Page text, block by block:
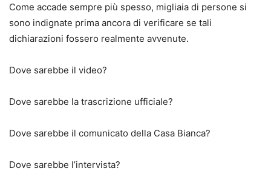
Come accade sempre più spesso, migliaia di persone si
sono indignate prima ancora di verificare se tali
dichiarazioni fossero realmente avvenute.
Dove sarebbe il video?
Dove sarebbe la trascrizione ufficiale?
Dove sarebbe il comunicato della Casa Bianca?
Dove sarebbe l’intervista?